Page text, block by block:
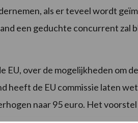
als er teveel wordt
een geduchte concurrent zal
EU, over de mogelijkheden om
heeft de EU commissie laten
naar 95 euro. Het